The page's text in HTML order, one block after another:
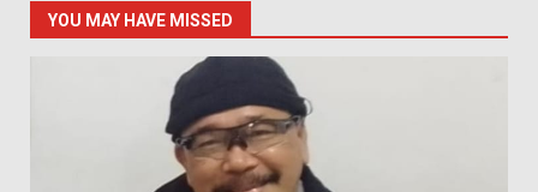
YOU MAY HAVE MISSED